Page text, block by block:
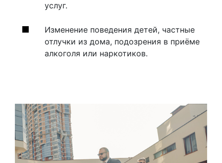
услуг.
Изменение поведения детей, частные
отлучки из дома, подозрения в приёме
алкоголя или наркотиков.